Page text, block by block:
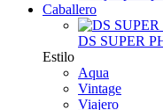
Caballero
DS SUPER
Estilo
Aqua
Vintage
Viajero